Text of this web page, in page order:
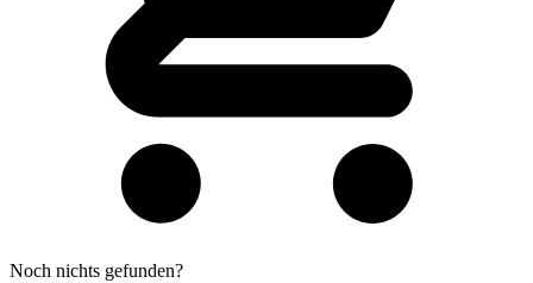
Noch nichts gefunden?